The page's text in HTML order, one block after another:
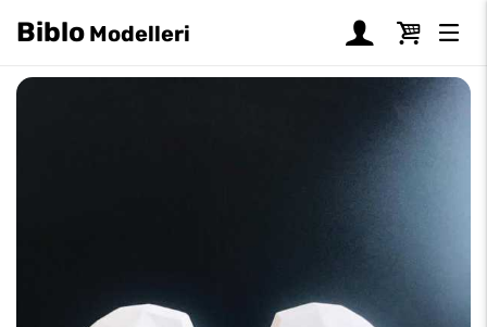
Biblo Modelleri